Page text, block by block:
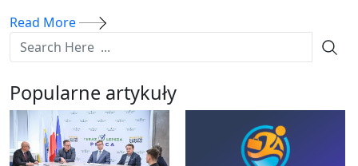
Read More
Popularne artykuły